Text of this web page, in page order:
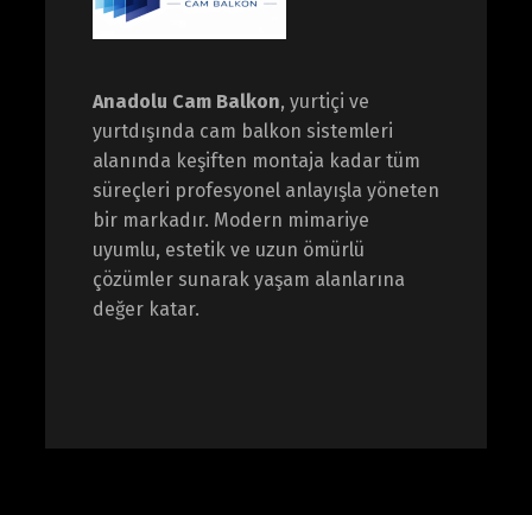
Anadolu Cam Balkon, yurtiçi ve
yurtdışında cam balkon sistemleri
alanında keşiften montaja kadar tüm
süreçleri profesyonel anlayışla yöneten
bir markadır. Modern mimariye
uyumlu, estetik ve uzun ömürlü
çözümler sunarak yaşam alanlarına
değer katar.